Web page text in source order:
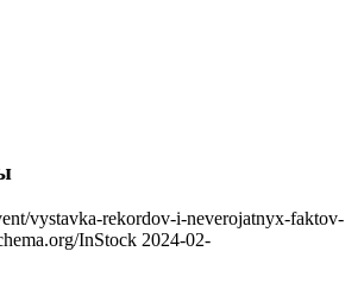
vystavka-rekordov-i-neverojatnyx-faktov-
InStock 2024-02-